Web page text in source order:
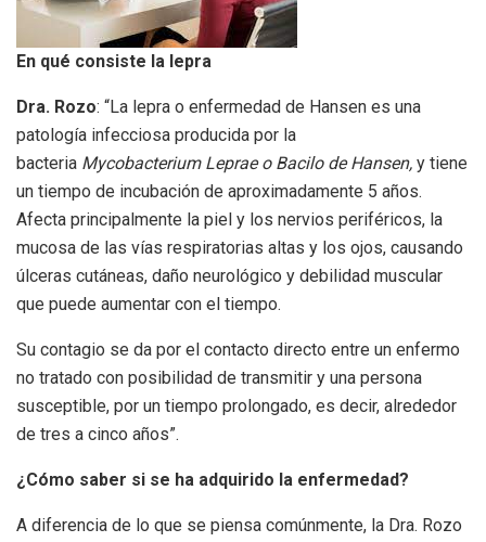
En qué consiste la lepra
Dra. Rozo: “La lepra o enfermedad de Hansen es una
patología infecciosa producida por la
bacteria Mycobacterium Leprae o Bacilo de Hansen, y tiene
un tiempo de incubación de aproximadamente 5 años.
Afecta principalmente la piel y los nervios periféricos, la
mucosa de las vías respiratorias altas y los ojos, causando
úlceras cutáneas, daño neurológico y debilidad muscular
que puede aumentar con el tiempo.
Su contagio se da por el contacto directo entre un enfermo
no tratado con posibilidad de transmitir y una persona
susceptible, por un tiempo prolongado, es decir, alrededor
de tres a cinco años”.
¿Cómo saber si se ha adquirido la enfermedad?
A diferencia de lo que se piensa comúnmente, la Dra. Rozo